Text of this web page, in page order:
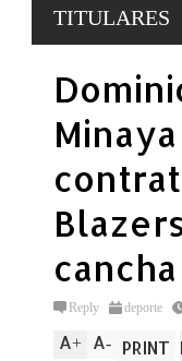
TITULARES
implicado en robo de
cancha
Reply deporte
A+ A- PRINT